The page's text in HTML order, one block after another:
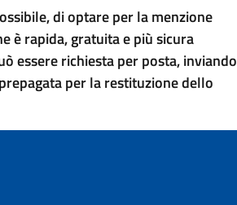
di optare per la menzione
è rapida, gratuita e più sicura
essere richiesta per posta, inviando
per la restituzione dello